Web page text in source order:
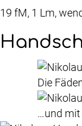
19 fM, 1 Lm,
Die
…und mit